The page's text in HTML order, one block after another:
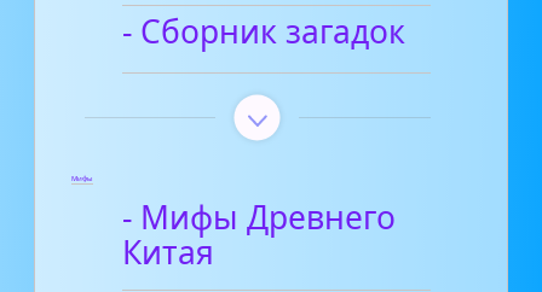
- Сборник загадок
Мифы
- Мифы Древнего
Китая